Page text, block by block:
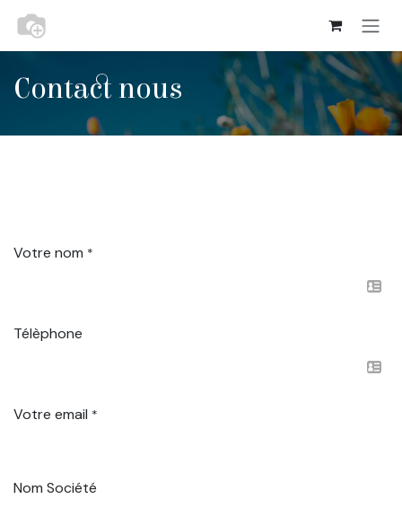
Se rendre au contenu
Contact nous
Votre nom *
Télèphone
Votre email *
Nom Société